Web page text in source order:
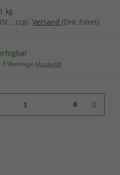
kg
, zzgl. Versand (DHL Paket)
3 Werktage (Ausland)
8